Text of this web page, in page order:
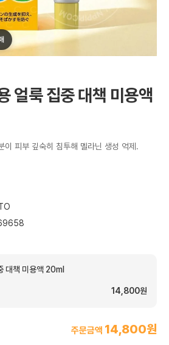
얼룩 집중 대책 미용액
이 피부 깊숙히 침투해 멜라닌 생성 억제.
대책 미용액 20ml
14,800원
주문금액 14,800원